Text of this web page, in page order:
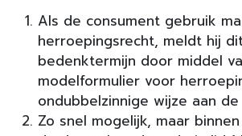
Als de consument gebruik
herroepingsrecht, meldt hij
bedenktermijn door middel
modelformulier voor
ondubbelzinnige wijze aan
Zo snel mogelijk, maar